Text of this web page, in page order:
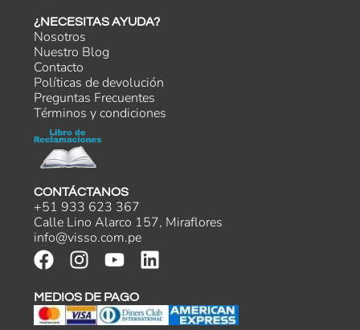
¿NECESITAS AYUDA?
Nosotros
Nuestro Blog
Contacto
Políticas de devolución
Preguntas Frecuentes
Términos y condiciones
CONTÁCTANOS
+51 933 623 367
Calle Lino Alarco 157, Miraflores
info@visso.com.pe
MEDIOS DE PAGO